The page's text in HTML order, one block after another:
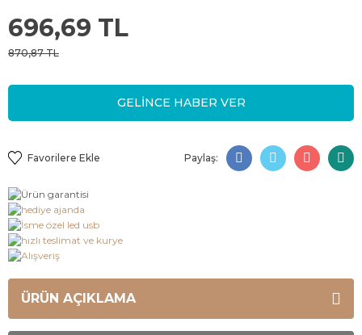
696,69 TL
870,87 TL
GELİNCE HABER VER
Paylaş:
ÜRÜN AÇIKLAMA